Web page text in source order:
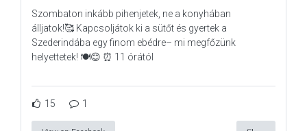
Szombaton inkább pihenjetek, ne a konyhában
álljatok!🥰 Kapcsoljátok ki a sütőt és gyertek a
Szederindába egy finom ebédre– mi megfőzünk
helyettetek! 🍽️😊 ⏰ 11 órától
15 1